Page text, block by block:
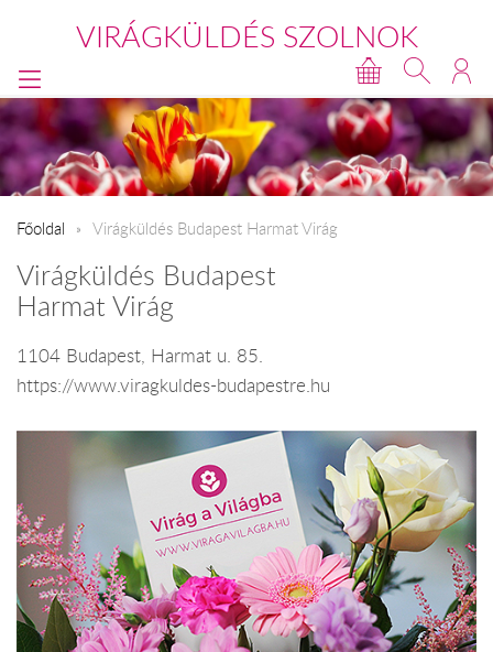
VIRÁGKÜLDÉS SZOLNOK
Főoldal Virágküldés Budapest Harmat Virág
Virágküldés Budapest
Harmat Virág
1104 Budapest, Harmat u. 85.
https://www.viragkuldes-budapestre.hu